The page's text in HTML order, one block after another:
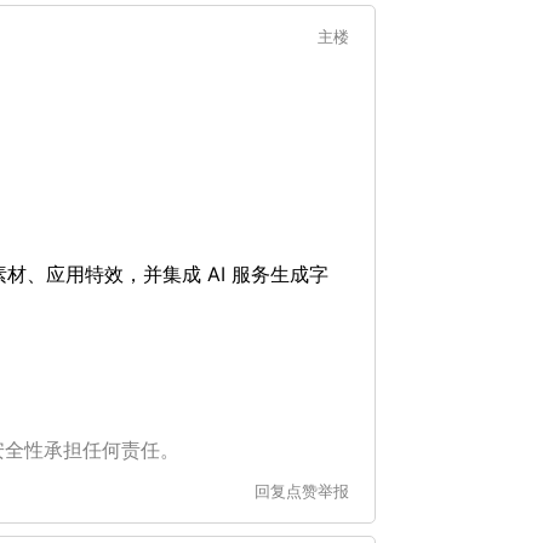
主楼
、应用特效，并集成 AI 服务生成字
性承担任何责任。
回复 点赞举报